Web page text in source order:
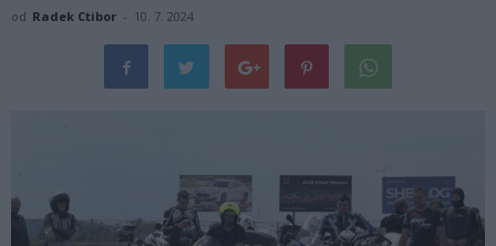
od Radek Ctibor - 10. 7. 2024